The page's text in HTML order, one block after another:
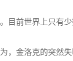
目前世界上只有
，金洛克的突然